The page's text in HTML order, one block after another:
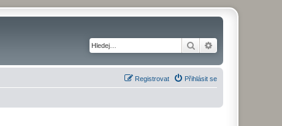
Hledat
Přihlásit se
Registrovat